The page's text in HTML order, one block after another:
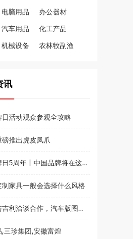
电脑用品
办公器材
汽车用品
化工产品
机械设备 农林牧副渔
讯
活动观众参观全攻略
磅推出虎皮凤爪
年丨中国品牌将在这场活动集体亮相
家具一般会选择什么风格
洽谈合作，汽车版图将再次扩张
三珍集团,安徽富煌